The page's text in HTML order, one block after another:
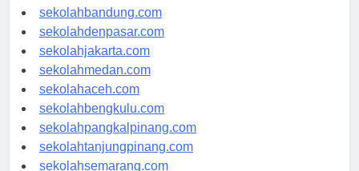
sekolahsamarinda.com
sekolahbandung.com
sekolahdenpasar.com
sekolahjakarta.com
sekolahmedan.com
sekolahaceh.com
sekolahbengkulu.com
sekolahpangkalpinang.com
sekolahtanjungpinang.com